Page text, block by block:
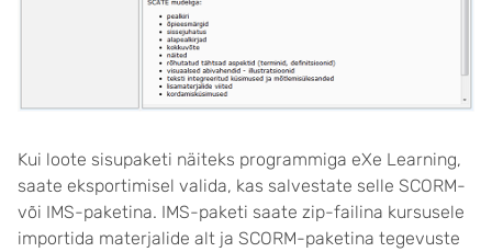
Kui loote sisupaketi näiteks programmiga eXe Learning,
saate eksportimisel valida, kas salvestate selle SCORM-
või IMS-paketina. IMS-paketi saate zip-failina kursusele
importida materjalide alt ja SCORM-paketina tegevuste